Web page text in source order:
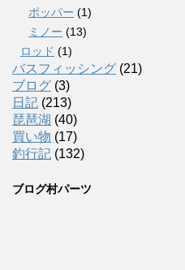
ポッパー (1)
ミノー (13)
ロッド (1)
バスフィッシング (21)
ブログ (3)
日記 (213)
琵琶湖 (40)
買い物 (17)
釣行記 (132)
ブログ村パーツ